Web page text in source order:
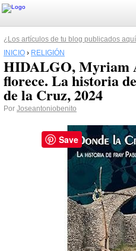
¿Los artículos de tu blog publicados
INICIO › RELIGIÓN
HIDALGO, Myriam
florece. La historia
de la Cruz, 2024
Por Joseantoniobenito
Save